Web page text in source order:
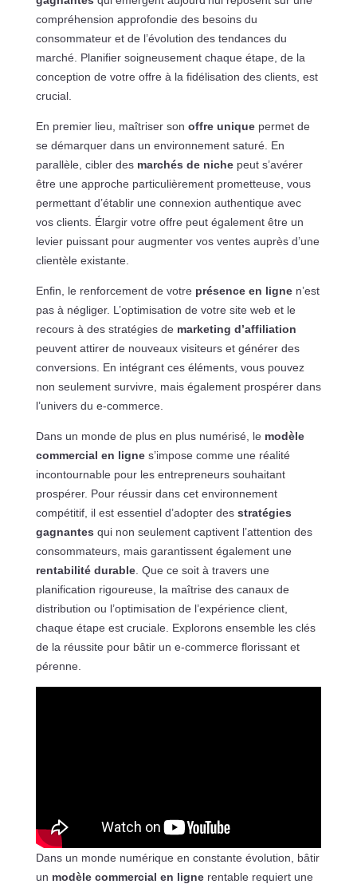
compréhension approfondie des besoins du
consommateur et de l’évolution des tendances du
marché. Planifier soigneusement chaque étape, de la
conception de votre offre à la fidélisation des clients, est
crucial.
En premier lieu, maîtriser son offre uniquepermet de
se démarquer dans un environnement saturé. En
parallèle, cibler des marchés de nichepeut s’avérer
être une approche particulièrement prometteuse, vous
permettant d’établir une connexion authentique avec
vos clients. Élargir votre offre peut également être un
levier puissant pour augmenter vos ventes auprès d’une
clientèle existante.
Enfin, le renforcement de votre présence en lignen’est
pas à négliger. L’optimisation de votre site web et le
recours à des stratégies de marketing d’affiliation
peuvent attirer de nouveaux visiteurs et générer des
conversions. En intégrant ces éléments, vous pouvez
non seulement survivre, mais également prospérer dans
l’univers du e-commerce.
Dans un monde de plus en plus numérisé, le modèle
commercial en lignes’impose comme une réalité
incontournable pour les entrepreneurs souhaitant
prospérer. Pour réussir dans cet environnement
compétitif, il est essentiel d’adopter des stratégies
gagnantes qui non seulement captivent l’attention des
consommateurs, mais garantissent également une
rentabilité durable. Que ce soit à travers une
planification rigoureuse, la maîtrise des canaux de
distribution ou l’optimisation de l’expérience client,
chaque étape est cruciale. Explorons ensemble les clés
de la réussite pour bâtir un e-commerce florissant et
pérenne.
Dans un monde numérique en constante évolution, bâtir
un modèle commercial en lignerentable requiert une